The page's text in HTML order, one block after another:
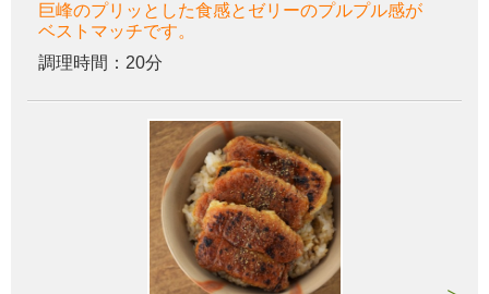
巨峰のプリッとした食感とゼリーのプルプル感が
ベストマッチです。
調理時間：20分